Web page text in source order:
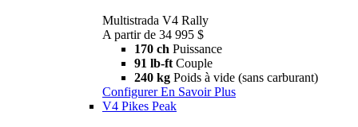
Multistrada V4 Rally
A partir de 34 995 $
170 ch Puissance
91 lb-ft Couple
240 kg Poids à vide (sans carburant)
Configurer En Savoir Plus
V4 Pikes Peak